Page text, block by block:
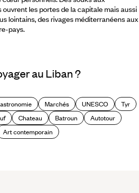
les portes de la capitale mais aussi
lointains, des rivages méditerranéens aux
pays.
au Liban ?
Marchés UNESCO
Tyr
Chateau Batroun
Autotour
Art contemporain